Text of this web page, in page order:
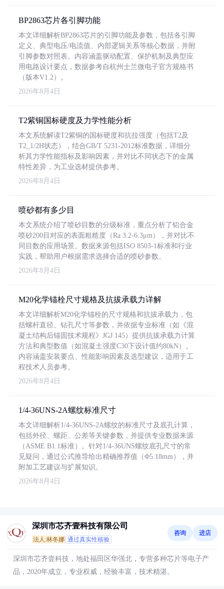
BP2863芯片各引脚功能
本文详细解析BP2863芯片的引脚功能及参数，包括各引脚
定义、典型电压/电流值、内部逻辑关系等核心数据，并附
引脚参数对照表。内容涵盖驱动配置、保护机制及典型应
用电路设计要点，数据参考自杭州士兰微电子官方规格书
（版本V1.2）。
2026年8月4日
T2紫铜国标硬度及力学性能分析
本文系统解读T2紫铜的国标硬度和抗拉强度（包括T2及
T2_1/2H状态），结合GB/T 5231-2012标准数据，详细分
析其力学性能指标及影响因素，并对比不同状态下的金属
特性差异，为工业选材提供参考。
2026年8月4日
喷砂都有多少目
本文系统介绍了喷砂目数的分级标准，重点分析了铝合金
喷砂200目对应的表面粗糙度（Ra 3.2-6.3μm），并对比不
同目数的应用场景。数据来源包括ISO 8503-1标准和行业
实践，帮助用户根据需求选择合适的喷砂参数。
2026年8月4日
M20化学锚栓尺寸规格及抗拔承载力详解
本文详细解析M20化学锚栓的尺寸规格和抗拔承载力，包
括螺杆直径、钻孔尺寸等参数，并依据专业标准（如《混
凝土结构后锚固技术规程》JGJ 145）提供抗拔承载力计算
方法和典型数值（如混凝土强度C30下设计值约80kN）。
内容涵盖安装要点、性能影响因素及选型建议，适用于工
程技术人员参考。
2026年8月4日
1/4-36UNS-2A螺纹标准尺寸
本文详细解析1/4-36UNS-2A螺纹的标准尺寸及底孔计算，
包括外径、螺距、公差等关键参数，并提供专业数据来源
（ASME B1.1标准）。针对1/4-36UNS螺纹底孔尺寸的常
见疑问，通过公式推导给出精确推荐值（Φ5.18mm），并
附加工艺建议与扩展知识。
2026年8月4日
深圳市芯齐壹科技有限公司
法人:林冬娜 通过真实性核验
咨询 进店
深圳市芯齐壹科技，地处福田区华强北，专营多种芯片等电子产
品，2020年成立，专业权威，经验丰富，技术精湛。